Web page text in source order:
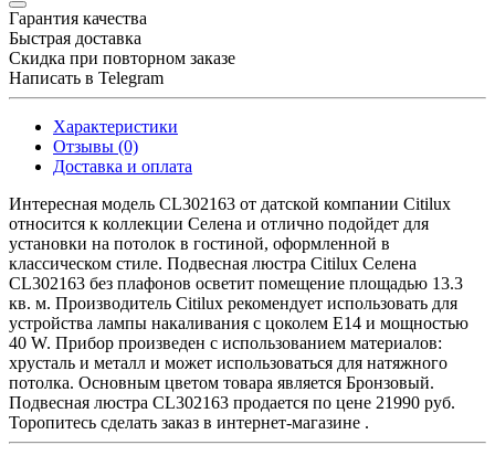
Гарантия качества
Быстрая доставка
Скидка при повторном заказе
Написать в Telegram
Характеристики
Отзывы (0)
Доставка и оплата
Интересная модель CL302163 от датской компании Citilux
относится к коллекции Селена и отлично подойдет для
установки на потолок в гостиной, оформленной в
классическом стиле. Подвесная люстра Citilux Селена
CL302163 без плафонов осветит помещение площадью 13.3
кв. м. Производитель Citilux рекомендует использовать для
устройства лампы накаливания с цоколем E14 и мощностью
40 W. Прибор произведен с использованием материалов:
хрусталь и металл и может использоваться для натяжного
потолка. Основным цветом товара является Бронзовый.
Подвесная люстра CL302163 продается по цене 21990 руб.
Торопитесь сделать заказ в интернет-магазине .